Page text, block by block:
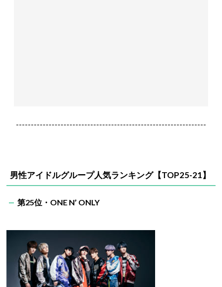
----------------------------------------------------------------
男性アイドルグループ人気ランキング【TOP25-21】
第25位・ONE N’ ONLY